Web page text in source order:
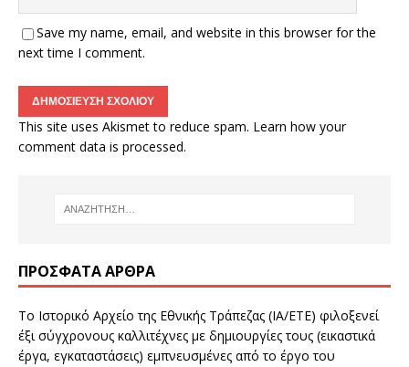
Save my name, email, and website in this browser for the
next time I comment.
This site uses Akismet to reduce spam. Learn how your
comment data is processed.
ΠΡΌΣΦΑΤΑ ΆΡΘΡΑ
Το Ιστορικό Αρχείο της Εθνικής Τράπεζας (ΙΑ/ΕΤΕ) φιλοξενεί
έξι σύγχρονους καλλιτέχνες με δημιουργίες τους (εικαστικά
έργα, εγκαταστάσεις) εμπνευσμένες από το έργο του